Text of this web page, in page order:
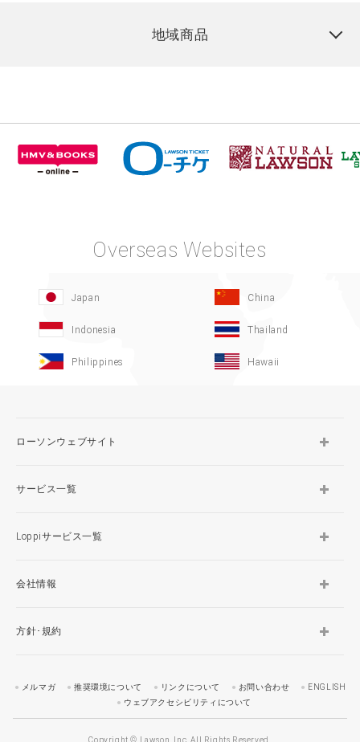
地域商品
Overseas Websites
Japan China
Indonesia Thailand
Philippines Hawaii
ローソンウェブサイト
サービス一覧
Loppiサービス一覧
会社情報
方針･規約
メルマガ 推奨環境について リンクについて お問い合わせ
ENGLISH
ウェブアクセシビリティについて
Copyright © Lawson, Inc. All Rights Reserved.